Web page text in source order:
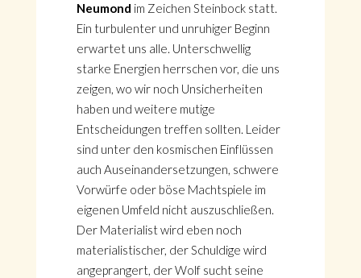
Neumond im Zeichen Steinbock statt.
Ein turbulenter und unruhiger Beginn
erwartet uns alle. Unterschwellig
starke Energien herrschen vor, die uns
zeigen, wo wir noch Unsicherheiten
haben und weitere mutige
Entscheidungen treffen sollten. Leider
sind unter den kosmischen Einflüssen
auch Auseinandersetzungen, schwere
Vorwürfe oder böse Machtspiele im
eigenen Umfeld nicht auszuschließen.
Der Materialist wird eben noch
materialistischer, der Schuldige wird
angeprangert, der Wolf sucht seine